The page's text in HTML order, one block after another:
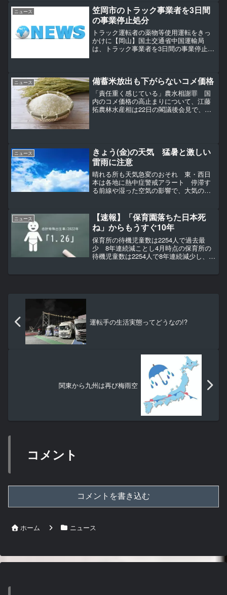
もとでは、中東情勢の緊迫化により軽油
価格が高騰し、一時...
ニュース
笠岡市のトラック事業者を3日間
の事業停止処分
トラック運転者の薬物等使用運転をきっ
かけに【岡山】国土交通省中国運輸局
は、トラック事業者を3日間の事業停止な
（笠岡市笠岡）です。中国...
ニュース 備蓄米放出も下がらないコメ価格
「責任重く感じている」農水相謝罪 国
内のコメ価格の高止まりについて、江藤
拓農林水産相は22日の閣議後会見で、
ニュース
きょう(金)の天気 猛暑と激しい
雷雨に注意
晴れる所も天気急変のおそれ 東・西日
本は各地に熱中症警戒アラート 停滞す
る前線や湿った空気の影響で、大気の状
激しい雨や雷雨になる所がありそうだ。
晴れ間の出る太平洋...
ニュース
【速報】「保育園落ちた日本死
ね」からもうすぐ10年
保育所の待機児童数は2254人で過去最
少 8年連続減ことし4月時点の保育所の
待機児童数は2254人で8年連続減少し、過
運転手の生活実態ってどうなの!?
関東から九州は再び梅雨空
コメント
コメントを書き込む
ホーム ニュース